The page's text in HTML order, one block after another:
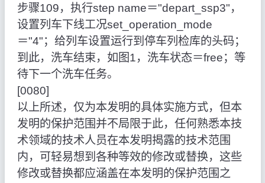
步骤109，执行step name＝"depart_ssp3"，
设置列车下线工况set_operation_mode
＝"4"；给列车设置运行到停车列检库的头码；
到此，洗车结束，如图1，洗车状态＝free；等
待下一个洗车任务。
[0080]
以上所述，仅为本发明的具体实施方式，但本
发明的保护范围并不局限于此，任何熟悉本技
术领域的技术人员在本发明揭露的技术范围
内，可轻易想到各种等效的修改或替换，这些
修改或替换都应涵盖在本发明的保护范围之